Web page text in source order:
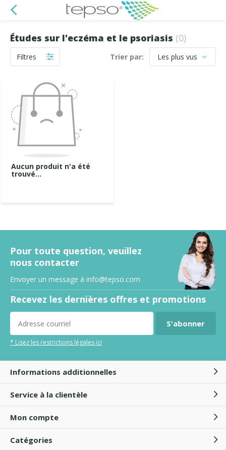
Études sur l'eczéma et le psoriasis (0)
Filtres Trier par:
Aucun produit n'a été
trouvé...
Pour toute question, veuillez
nous contacter
Envoyer un message à info@tepso.com
Recevez les dernières offres et promotions
S'abonner
* Lisez les restrictions légales ici
Informations additionnelles
Service à la clientèle
Mon compte
Catégories